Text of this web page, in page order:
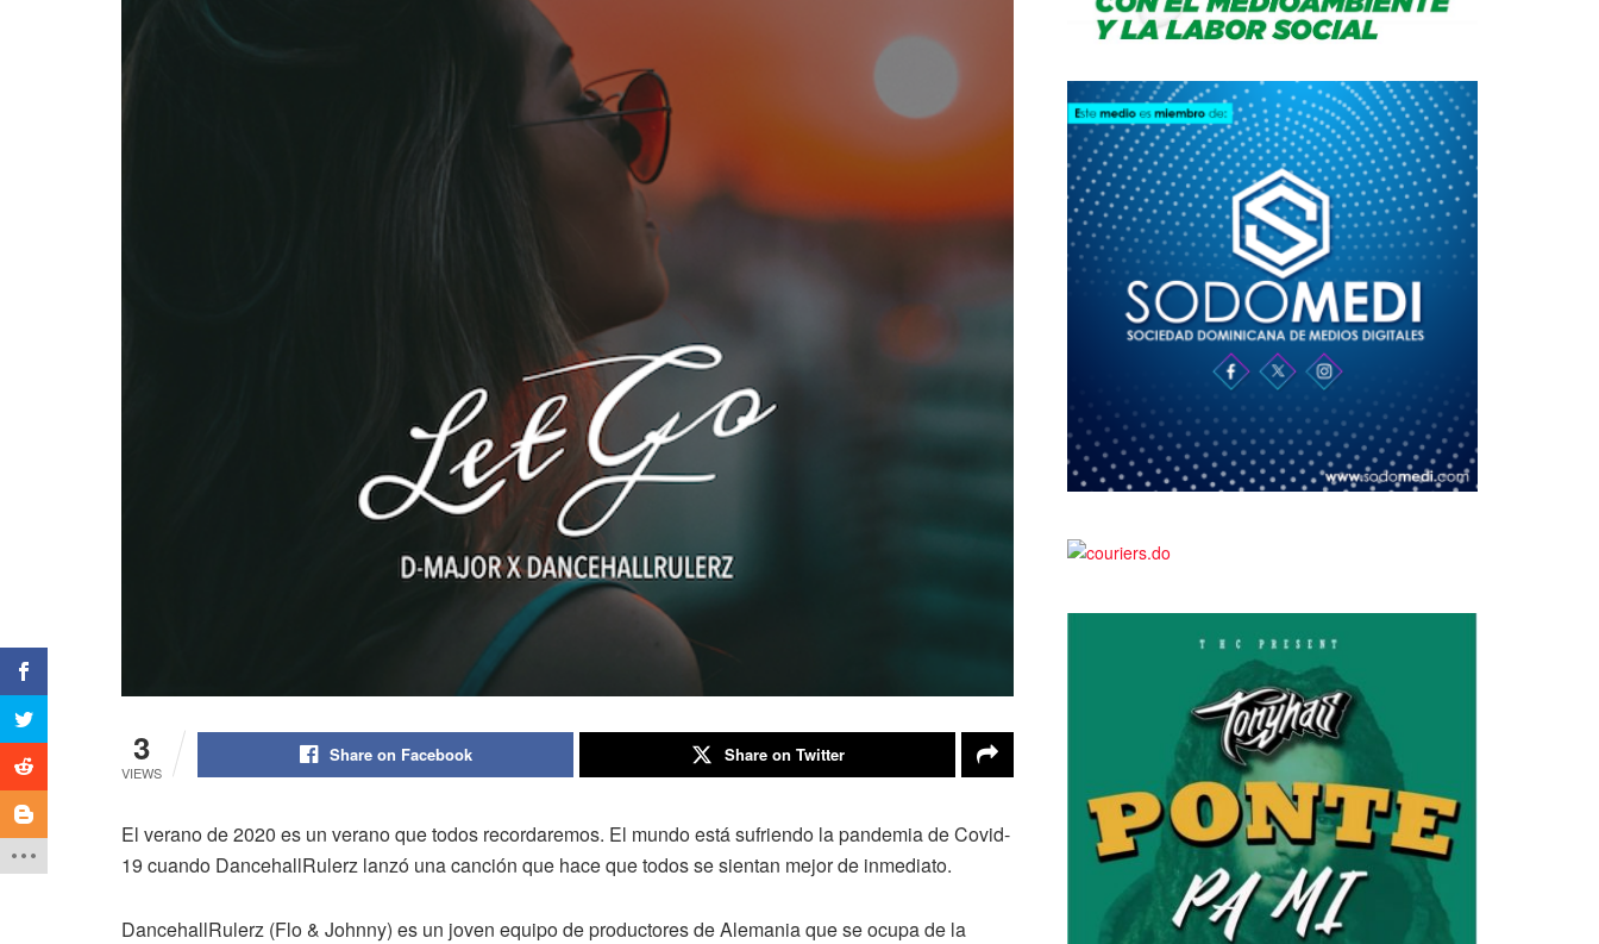
3
VIEWS
Share on Facebook Share on Twitter
El verano de 2020 es un verano que todos recordaremos. El mundo está sufriendo la pandemia de Covid-
19 cuando DancehallRulerz lanzó una canción que hace que todos se sientan mejor de inmediato.
DancehallRulerz (Flo & Johnny) es un joven equipo de productores de Alemania que se ocupa de la